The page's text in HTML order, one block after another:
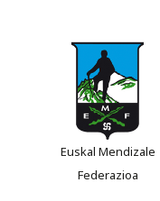
Euskal Mendizale
Federazioa